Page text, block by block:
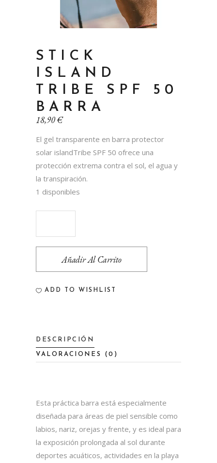
STICK
ISLAND
TRIBE SPF 50
BARRA
18,90€
El gel transparente en barra protector
solar islandTribe SPF 50 ofrece una
protección extrema contra el sol, el agua y
la transpiración.
1 disponibles
SPF
quantity
Añadir Al Carrito
ADD TO WISHLIST
DESCRIPCIÓN
VALORACIONES (0)
Esta práctica barra está especialmente
diseñada para áreas de piel sensible como
labios, nariz, orejas y frente, y es ideal para
la exposición prolongada al sol durante
deportes acuáticos, actividades en la playa